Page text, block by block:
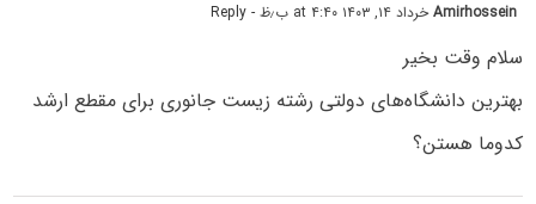
Amirhosseinخرداد ۱۴, ۱۴۰۳ at ۴:۴۰ ب٫ظ - Reply
سلام وقت بخیر
بهترین دانشگاه‌های دولتی رشته زیست جانوری برای مقطع ارشد
کدوما هستن؟